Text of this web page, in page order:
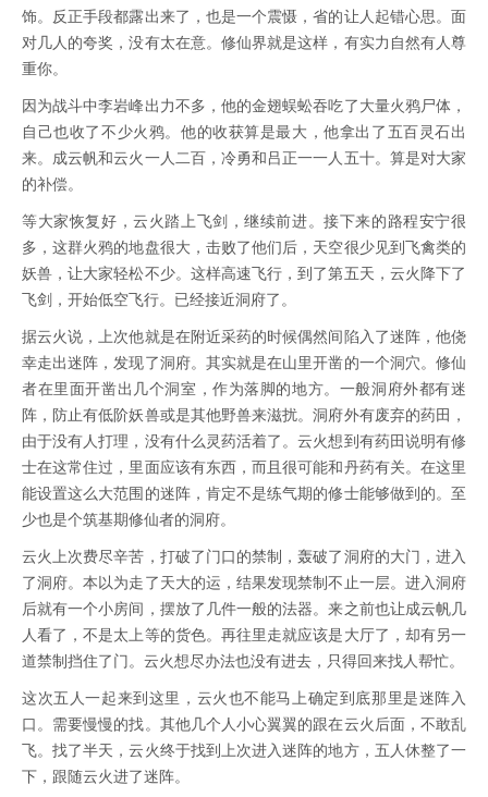
饰。反正手段都露出来了，也是一个震慑，省的让人起错心思。面
对几人的夸奖，没有太在意。修仙界就是这样，有实力自然有人尊
重你。
因为战斗中李岩峰出力不多，他的金翅蜈蚣吞吃了大量火鸦尸体，
自己也收了不少火鸦。他的收获算是最大，他拿出了五百灵石出
来。成云帆和云火一人二百，冷勇和吕正一一人五十。算是对大家
的补偿。
等大家恢复好，云火踏上飞剑，继续前进。接下来的路程安宁很
多，这群火鸦的地盘很大，击败了他们后，天空很少见到飞禽类的
妖兽，让大家轻松不少。这样高速飞行，到了第五天，云火降下了
飞剑，开始低空飞行。已经接近洞府了。
据云火说，上次他就是在附近采药的时候偶然间陷入了迷阵，他侥
幸走出迷阵，发现了洞府。其实就是在山里开凿的一个洞穴。修仙
者在里面开凿出几个洞室，作为落脚的地方。一般洞府外都有迷
阵，防止有低阶妖兽或是其他野兽来滋扰。洞府外有废弃的药田，
由于没有人打理，没有什么灵药活着了。云火想到有药田说明有修
士在这常住过，里面应该有东西，而且很可能和丹药有关。在这里
能设置这么大范围的迷阵，肯定不是练气期的修士能够做到的。至
少也是个筑基期修仙者的洞府。
云火上次费尽辛苦，打破了门口的禁制，轰破了洞府的大门，进入
了洞府。本以为走了天大的运，结果发现禁制不止一层。进入洞府
后就有一个小房间，摆放了几件一般的法器。来之前也让成云帆几
人看了，不是太上等的货色。再往里走就应该是大厅了，却有另一
道禁制挡住了门。云火想尽办法也没有进去，只得回来找人帮忙。
这次五人一起来到这里，云火也不能马上确定到底那里是迷阵入
口。需要慢慢的找。其他几个人小心翼翼的跟在云火后面，不敢乱
飞。找了半天，云火终于找到上次进入迷阵的地方，五人休整了一
下，跟随云火进了迷阵。